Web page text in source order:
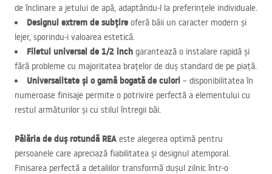
de înclinare a jetului de apă, adaptându-l la preferințele individuale.
Designul extrem de subțire oferă băii un caracter modern și
lejer, sporindu-i valoarea estetică.
Filetul universal de 1/2 inch garantează o instalare rapidă și
fără probleme cu majoritatea brațelor de duș standard de pe piață.
Universalitate și o gamă bogată de culori – disponibilitatea în
numeroase finisaje permite o potrivire perfectă a elementului cu
restul armăturilor și cu stilul întregii băi.
Pălăria de duș rotundă REA este alegerea optimă pentru
persoanele care apreciază fiabilitatea și designul atemporal.
Finisarea perfectă a detaliilor transformă dușul zilnic într-o